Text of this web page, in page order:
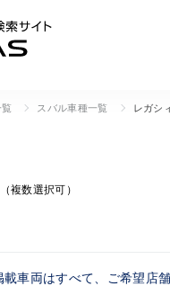
スバル車種一覧 レガシ
（複数選択可）
載車両はすべて、ご希望店